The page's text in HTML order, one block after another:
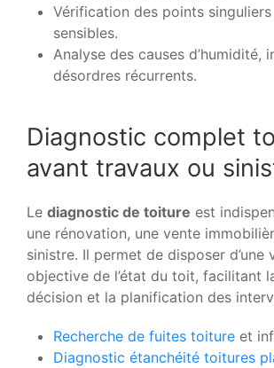
Vérification des points
sensibles.
Analyse des causes d’humidité,
désordres récurrents.
Diagnostic complet
avant travaux ou
Le diagnostic de toiture est
une rénovation, une vente
sinistre. Il permet de disposer d’une
objective de l’état du toit, facilitant
décision et la planification des
Recherche de fuites toiture et
Diagnostic étanchéité toitures